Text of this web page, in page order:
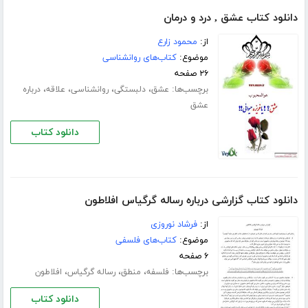
دانلود کتاب عشق , درد و درمان
از: محمود زارع
موضوع:کتاب‌های روانشناسی
۲۶ صفحه
برچسب‌ها: عشق،دلبستگی،روانشناسی، علاقه،درباره
عشق
دانلود کتاب
دانلود کتاب گزارشی درباره رساله گرگیاس افلاطون
از:فرشاد نوروزی
موضوع:کتاب‌های فلسفی
۶ صفحه
برچسب‌ها: فلسفه، منطق،رساله گرگیاس، افلاطون
دانلود کتاب